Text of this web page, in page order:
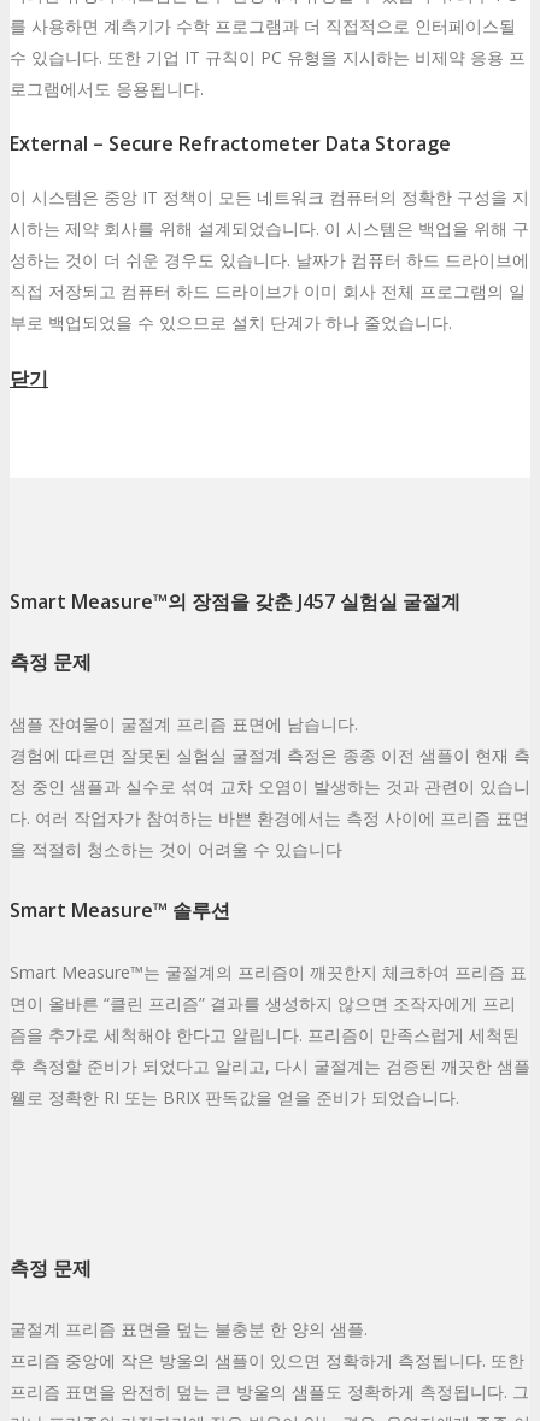
를 사용하면 계측기가 수학 프로그램과 더 직접적으로 인터페이스될
수 있습니다. 또한 기업 IT 규칙이 PC 유형을 지시하는 비제약 응용 프
로그램에서도 응용됩니다.
External – Secure Refractometer Data Storage
이 시스템은 중앙 IT 정책이 모든 네트워크 컴퓨터의 정확한 구성을 지
시하는 제약 회사를 위해 설계되었습니다. 이 시스템은 백업을 위해 구
성하는 것이 더 쉬운 경우도 있습니다. 날짜가 컴퓨터 하드 드라이브에
직접 저장되고 컴퓨터 하드 드라이브가 이미 회사 전체 프로그램의 일
부로 백업되었을 수 있으므로 설치 단계가 하나 줄었습니다.
닫기
Smart Measure™의 장점을 갖춘 J457 실험실 굴절계
측정 문제
샘플 잔여물이 굴절계 프리즘 표면에 남습니다.
경험에 따르면 잘못된 실험실 굴절계 측정은 종종 이전 샘플이 현재 측
정 중인 샘플과 실수로 섞여 교차 오염이 발생하는 것과 관련이 있습니
다. 여러 작업자가 참여하는 바쁜 환경에서는 측정 사이에 프리즘 표면
을 적절히 청소하는 것이 어려울 수 있습니다
Smart Measure™ 솔루션
Smart Measure™는 굴절계의 프리즘이 깨끗한지 체크하여 프리즘 표
면이 올바른 “클린 프리즘” 결과를 생성하지 않으면 조작자에게 프리
즘을 추가로 세척해야 한다고 알립니다. 프리즘이 만족스럽게 세척된
후 측정할 준비가 되었다고 알리고, 다시 굴절계는 검증된 깨끗한 샘플
웰로 정확한 RI 또는 ​​BRIX 판독값을 얻을 준비가 되었습니다.
측정 문제
굴절계 프리즘 표면을 덮는 불충분 한 양의 샘플.
프리즘 중앙에 작은 방울의 샘플이 있으면 정확하게 측정됩니다. 또한
프리즘 표면을 완전히 덮는 큰 방울의 샘플도 정확하게 측정됩니다. 그